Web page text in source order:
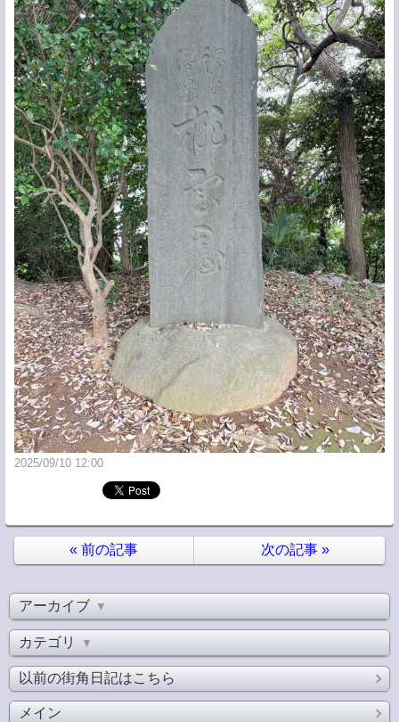
2025/09/10 12:00
« 前の記事 次の記事 »
アーカイブ ▼
カテゴリ ▼
以前の街角日記はこちら
メイン